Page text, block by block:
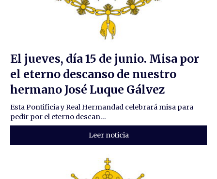
El jueves, día 15 de junio. Misa por
el eterno descanso de nuestro
hermano José Luque Gálvez
Esta Pontificia y Real Hermandad celebrará misa para
pedir por el eterno descan...
Leer noticia